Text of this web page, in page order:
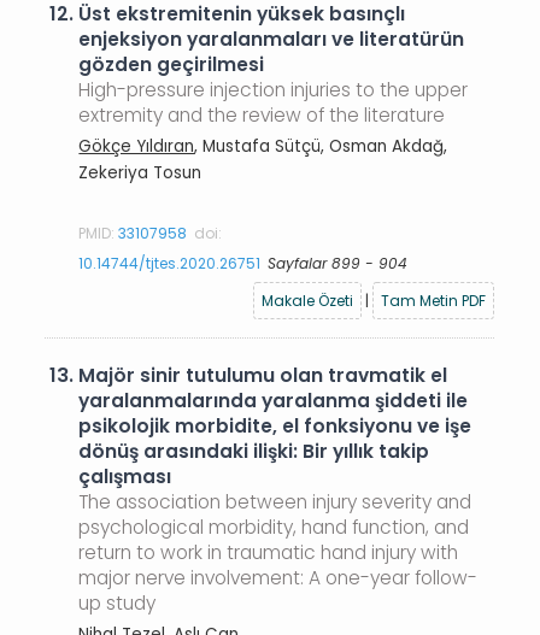
12. Üst ekstremitenin yüksek basınçlı
enjeksiyon yaralanmaları ve literatürün
gözden geçirilmesi
High-pressure injection injuries to the upper
extremity and the review of the literature
Gökçe Yıldıran, Mustafa Sütçü, Osman Akdağ,
Zekeriya Tosun
PMID:33107958 doi:
10.14744/tjtes.2020.26751 Sayfalar 899 - 904
Makale Özeti
| Tam Metin PDF
13. Majör sinir tutulumu olan travmatik el
yaralanmalarında yaralanma şiddeti ile
psikolojik morbidite, el fonksiyonu ve işe
dönüş arasındaki ilişki: Bir yıllık takip
çalışması
The association between injury severity and
psychological morbidity, hand function, and
return to work in traumatic hand injury with
major nerve involvement: A one-year follow-
up study